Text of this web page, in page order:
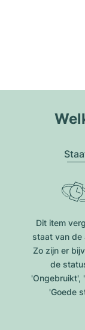
Dit item
staat van de
Zo zijn er
de
'Ongebruikt',
'Goede